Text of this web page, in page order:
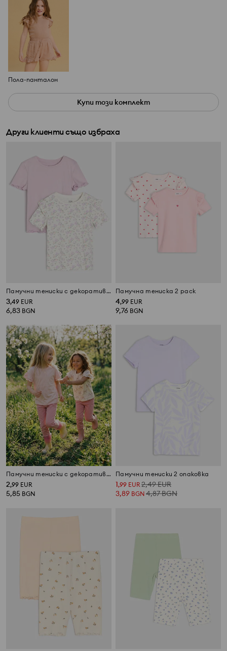
Пола-панталон
Купи този комплект
Други клиенти също избраха
Памучни тениски с декоративни волани 2 pack
3,49 EUR
6,83 BGN
Памучна тениска 2 pack
4,99 EUR
9,76 BGN
Памучни тениски с декоративни волани 2 pack
2,99 EUR
5,85 BGN
Памучни тениски 2 опаковка
1,99 EUR 2,49EUR
3,89 BGN 4,87BGN